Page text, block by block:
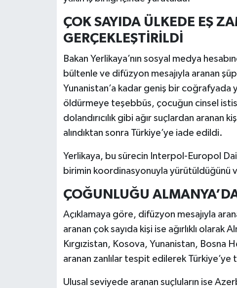
ÇOK SAYIDA ÜLKEDE EŞ
GERÇEKLEŞTİRİLDİ
Bakan Yerlikaya’nın sosyal medya
bültenle ve difüzyon mesajıyla aranan
Yunanistan’a kadar geniş bir coğrafyada
öldürmeye teşebbüs, çocuğun cinsel
dolandırıcılık gibi ağır suçlardan aranan
alındıktan sonra Türkiye’ye iade edildi.
Yerlikaya, bu sürecin Interpol-Europol
birimin koordinasyonuyla yürütüldüğünü
ÇOĞUNLUĞU
Açıklamaya göre, difüzyon mesajıyla
aranan çok sayıda kişi ise ağırlıklı olarak
Kırgızistan, Kosova, Yunanistan, Bosna
aranan zanlılar tespit edilerek Türkiye’ye
Ulusal seviyede aranan suçluların ise
Rüya Tabirleri